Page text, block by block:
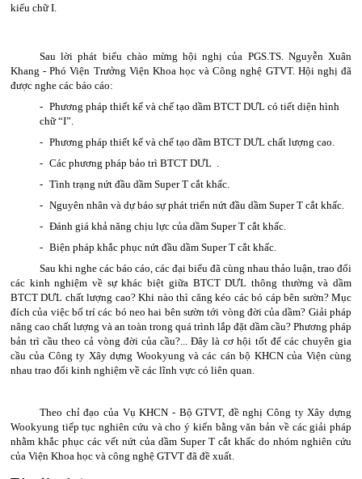
kiểu chữ I.
Sau lời phát biểu chào mừng hội nghị của PGS.TS. Nguyễn Xuân
Khang - Phó Viện Trưởng Viện Khoa học và Công nghệ GTVT. Hội nghị đã
được nghe các báo cáo:
- Phương pháp thiết kế và chế tạo dầm BTCT DƯL có tiết diện hình
chữ “I”.
- Phương pháp thiết kế và chế tạo dầm BTCT DƯL chất lượng cao.
- Các phương pháp bảo trì BTCT DƯL .
- Tình trạng nứt đầu dầm Super T cắt khấc.
- Nguyên nhân và dự báo sự phát triển nứt đầu dầm Super T cắt khấc.
- Đánh giá khả năng chịu lực của dầm Super T cắt khấc.
- Biện pháp khắc phục nứt đầu dầm Super T cắt khấc.
Sau khi nghe các báo cáo, các đại biểu đã cùng nhau thảo luận, trao đổi
các kinh nghiệm về sự khác biệt giữa BTCT DƯL thông thường và dầm
BTCT DƯL chất lượng cao? Khi nào thì căng kéo các bó cáp bên sườn? Mục
đích của việc bố trí các bó neo hai bên sườn tới vòng đời của dầm? Giải pháp
nâng cao chất lượng và an toàn trong quá trình lắp đặt dầm cầu? Phương pháp
bản trì cầu theo cả vòng đời của cầu?... Đây là cơ hội tốt để các chuyên gia
cầu của Công ty Xây dựng Wookyung và các cán bộ KHCN của Viện cùng
nhau trao đổi kinh nghiệm về các lĩnh vực có liên quan.
Theo chỉ đạo của Vụ KHCN - Bộ GTVT, đề nghị Công ty Xây dựng
Wookyung tiếp tục nghiên cứu và cho ý kiến bằng văn bản về các giải pháp
nhằm khắc phục các vết nứt của dầm Super T cắt khấc do nhóm nghiên cứu
của Viện Khoa học và công nghệ GTVT đã đề xuất.